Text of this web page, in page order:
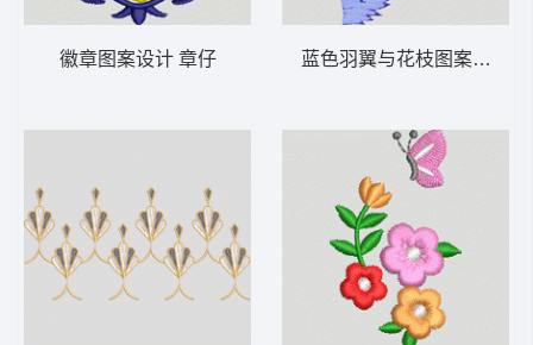
徽章图案设计 章仔 蓝色羽翼与花枝图案 羽毛